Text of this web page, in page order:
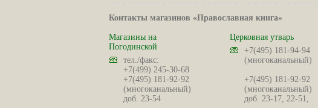
Контакты магазинов «Православная книга»
Магазины на
Погодинской
тел./факс:
+7(499) 245-30-68
+7(495) 181-92-92
(многоканальный)
доб. 23-54
Церковная утварь
+7(495) 181-94-94
(многоканальный)
+7(495) 181-92-92
(многоканальный)
доб. 23-17, 22-51,